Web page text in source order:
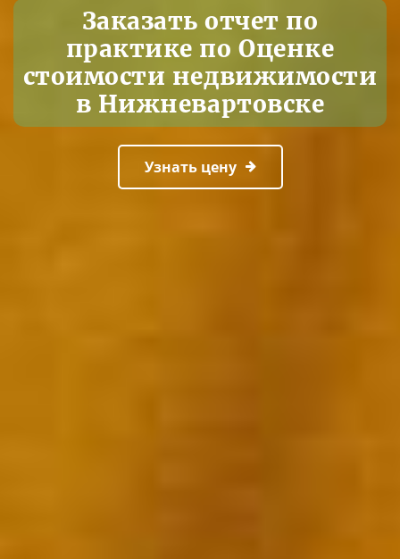
Заказать отчет по
практике по Оценке
стоимости недвижимости
в Нижневартовске
Узнать цену